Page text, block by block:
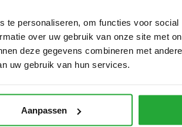
te personaliseren, om functies voor
over uw gebruik van onze site met
deze gegevens combineren met
uw gebruik van hun services.
Aanpassen
op het kunstgras. Het
frisser als de uitwerpselen
kunstgras mooi omhoog
een borstel, maar dan wel
Begin in de ene hoek en